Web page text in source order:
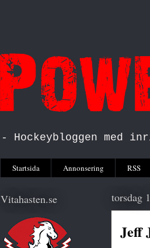
- Hockeybloggen med
Startsida Annonsering RSS
torsdag
Jeff
Vitahasten.se